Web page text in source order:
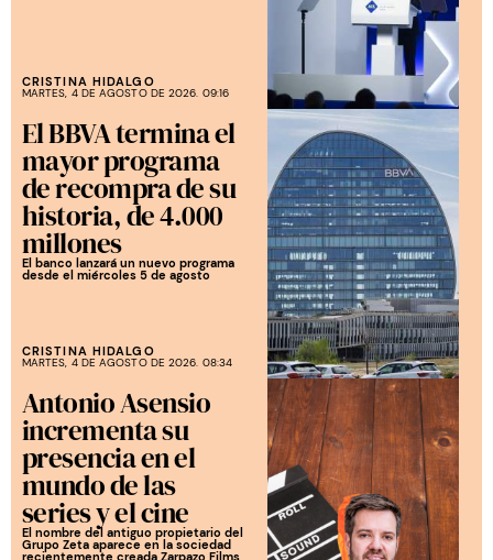
CRISTINA HIDALGO
MARTES, 4 DE AGOSTO DE 2026. 09:16
El BBVA termina el
mayor programa
de recompra de su
historia, de 4.000
millones
El banco lanzará un nuevo programa
desde el miércoles 5 de agosto
CRISTINA HIDALGO
MARTES, 4 DE AGOSTO DE 2026. 08:34
Antonio Asensio
incrementa su
presencia en el
mundo de las
series y el cine
El nombre del antiguo propietario del
Grupo Zeta aparece en la sociedad
recientemente creada Zarpazo Films